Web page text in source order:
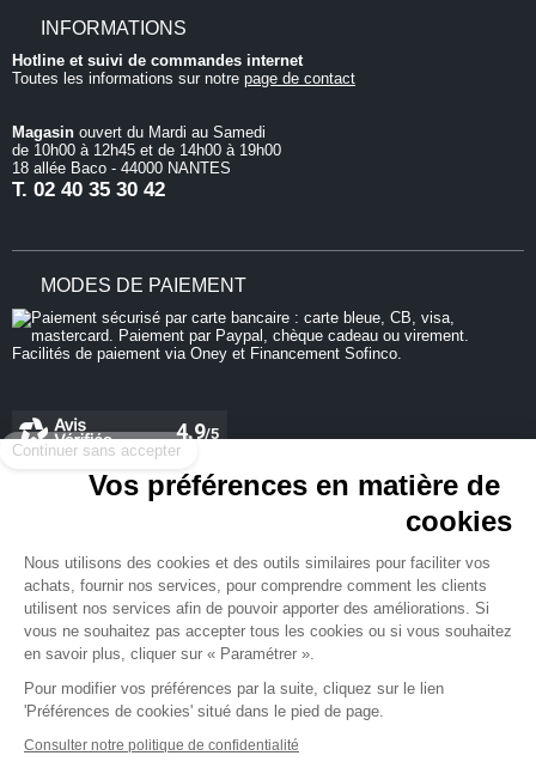
Vos préférences en matière de
cookies
Nous utilisons des cookies et des outils similaires pour faciliter vos
achats, fournir nos services, pour comprendre comment les clients
utilisent nos services afin de pouvoir apporter des améliorations. Si
vous ne souhaitez pas accepter tous les cookies ou si vous souhaitez
en savoir plus, cliquer sur « Paramétrer ».
Pour modifier vos préférences par la suite, cliquez sur le lien
'Préférences de cookies' situé dans le pied de page.
Consulter notre politique de confidentialité
INFORMATIONS
Hotline et suivi de commandes internet
Toutes les informations sur notre page de contact
Magasin ouvert du Mardi au Samedi
de 10h00 à 12h45 et de 14h00 à 19h00
18 allée Baco - 44000 NANTES
T. 02 40 35 30 42
MODES DE PAIEMENT
NEWSLETTER